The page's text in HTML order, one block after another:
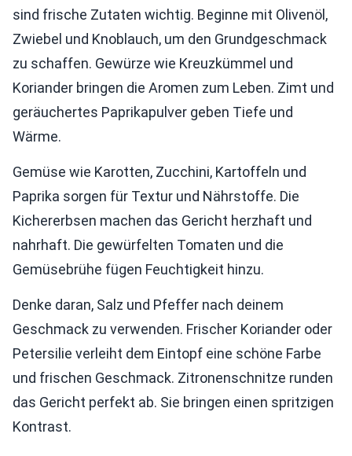
sind frische Zutaten wichtig. Beginne mit Olivenöl,
Zwiebel und Knoblauch, um den Grundgeschmack
zu schaffen. Gewürze wie Kreuzkümmel und
Koriander bringen die Aromen zum Leben. Zimt und
geräuchertes Paprikapulver geben Tiefe und
Wärme.
Gemüse wie Karotten, Zucchini, Kartoffeln und
Paprika sorgen für Textur und Nährstoffe. Die
Kichererbsen machen das Gericht herzhaft und
nahrhaft. Die gewürfelten Tomaten und die
Gemüsebrühe fügen Feuchtigkeit hinzu.
Denke daran, Salz und Pfeffer nach deinem
Geschmack zu verwenden. Frischer Koriander oder
Petersilie verleiht dem Eintopf eine schöne Farbe
und frischen Geschmack. Zitronenschnitze runden
das Gericht perfekt ab. Sie bringen einen spritzigen
Kontrast.